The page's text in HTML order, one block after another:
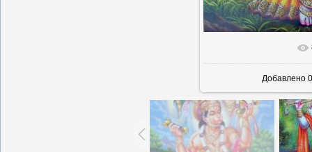
В
Добавлено